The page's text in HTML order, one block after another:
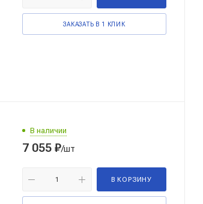
ЗАКАЗАТЬ В 1 КЛИК
В наличии
7 055 ₽/шт
В КОРЗИНУ